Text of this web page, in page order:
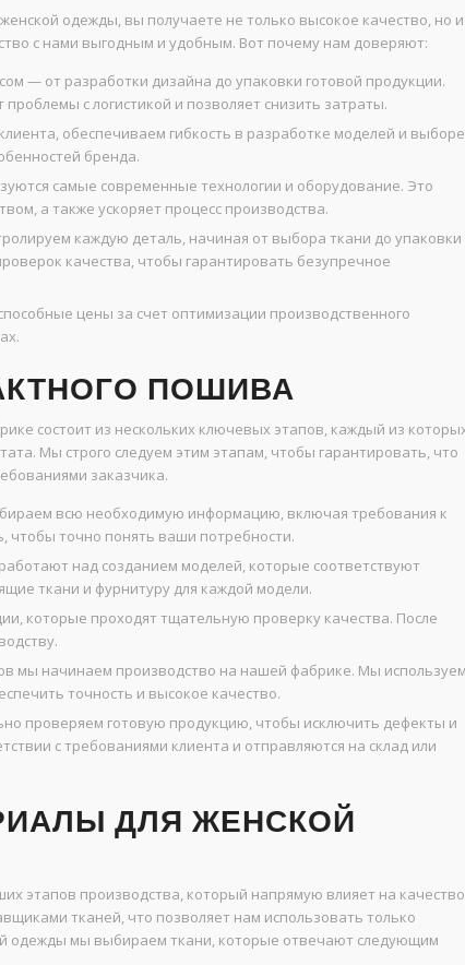
одежды, вы получаете не только высокое качество, но и
с нами выгодным и удобным. Вот почему нам доверяют:
— от разработки дизайна до упаковки готовой продукции.
с логистикой и позволяет снизить затраты.
обеспечиваем гибкость в разработке моделей и выборе
бренда.
самые современные технологии и оборудование. Это
а также ускоряет процесс производства.
каждую деталь, начиная от выбора ткани до упаковки
качества, чтобы гарантировать безупречное
цены за счет оптимизации производственного
ПОШИВА
состоит из нескольких ключевых этапов, каждый из
Мы строго следуем этим этапам, чтобы гарантировать, что
заказчика.
всю необходимую информацию, включая требования к
чтобы точно понять ваши потребности.
над созданием моделей, которые соответствуют
ткани и фурнитуру для каждой модели.
которые проходят тщательную проверку качества. После
мы начинаем производство на нашей фабрике. Мы
точность и высокое качество.
проверяем готовую продукцию, чтобы исключить дефекты и
с требованиями клиента и отправляются на склад или
ДЛЯ ЖЕНСКОЙ
этапов производства, который напрямую влияет на качество
тканей, что позволяет нам использовать только
одежды мы выбираем ткани, которые отвечают следующим